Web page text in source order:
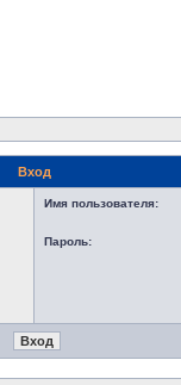
Вход
Имя пользователя:
Пароль: